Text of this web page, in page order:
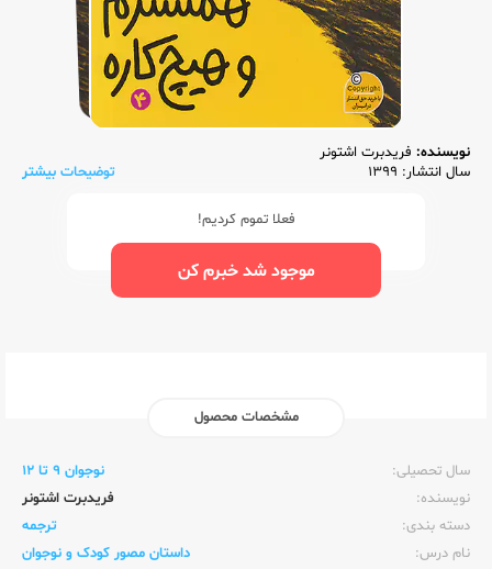
نویسنده: فریدبرت اشتونر
سال انتشار: 1399
توضیحات بیشتر
فعلا تموم کردیم!
موجود شد خبرم کن
مشخصات محصول
سال تحصیلی:‌
نوجوان 9 تا 12
نویسنده:‌
فریدبرت اشتونر
دسته بندی:
ترجمه
نام درس:
داستان مصور کودک و نوجوان